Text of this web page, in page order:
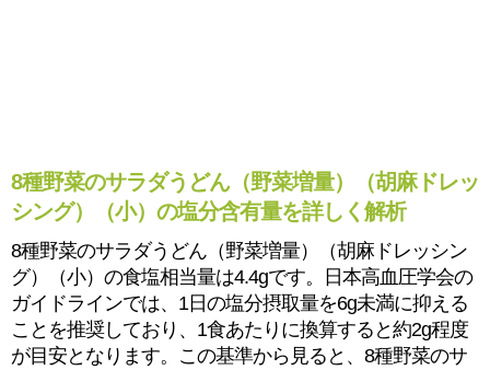
8種野菜のサラダうどん（野菜増量）（胡麻ドレッ
シング）（小）の塩分含有量を詳しく解析
8種野菜のサラダうどん（野菜増量）（胡麻ドレッシン
グ）（小）の食塩相当量は4.4gです。日本高血圧学会の
ガイドラインでは、1日の塩分摂取量を6g未満に抑える
ことを推奨しており、1食あたりに換算すると約2g程度
が目安となります。この基準から見ると、8種野菜のサ